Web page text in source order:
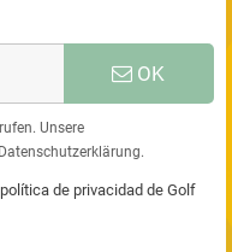
OK
Unsere
de privacidad de Golf